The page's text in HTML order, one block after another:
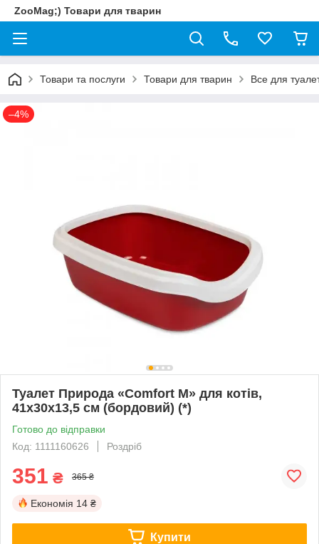
ZooMag;) Товари для тварин
Товари та послуги Товари для тварин Все для
–4%
Туалет Природа «Comfort M» для котів,
41х30х13,5 см (бордовий) (*)
Готово до відправки
Код: 1111160626
Роздріб
351 ₴ 365 ₴
Економія 14 ₴
Купити